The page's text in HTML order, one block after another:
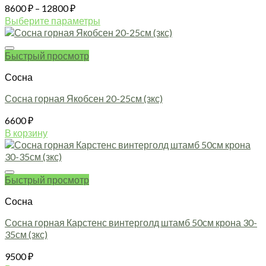
8600₽ – 12800₽Диапазон
цен:
8600 ₽
12800 ₽
Выберите параметры
Этот
имеет
вариаций.
можно
выбрать
на
странице
товара.
Быстрый просмотр
Сосна
Сосна горная Якобсен 20-25см (зкс)
6600₽
В корзину
Быстрый просмотр
Сосна
Сосна горная Карстенс винтерголд штамб 50см крона 30-
35см (зкс)
9500₽